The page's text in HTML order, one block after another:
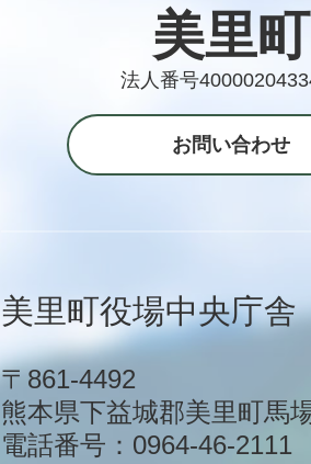
美里町
法人番号
お問い合わせ
美里町役場中央庁舎
〒861-4492
熊本県下益城郡美里町馬
電話番号：0964-46-2111